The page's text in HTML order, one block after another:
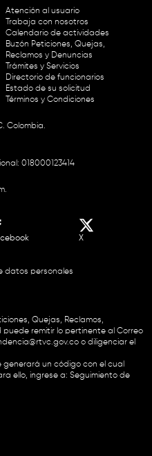
Atención al usuario
Trabaja con nosotros
Calendario de actividades
Buzón Peticiones, Quejas,
Reclamos y Denuncias
Trámites y Servicios
Directorio de funcionarios
Estado de su solicitud
Términos y Condiciones
Colombia.
018000123414
X
datos personales
Quejas, Reclamos,
puede remitir lo pertinente al Correo
o diligenciar el
un código con el cual
ello, ingrese a: Seguimiento de